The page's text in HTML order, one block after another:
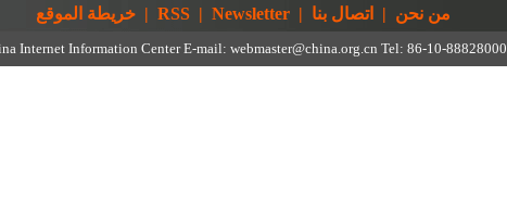
من نحن | اتصال بنا |
Newsletter
|
RSS
| خريطة الموقع
Internet Information Center E-mail: webmaster@china.org.cn Tel: 86-10-88828000